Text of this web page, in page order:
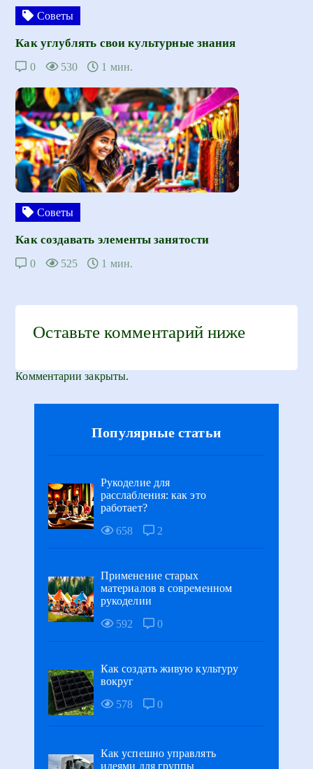
Советы
Как углублять свои культурные знания
0 530 1 мин.
Советы
Как создавать элементы занятости
0 525 1 мин.
Оставьте комментарий ниже
Комментарии закрыты.
Популярные статьи
Рукоделие для
расслабления: как это
работает?
658
2
Применение старых
материалов в современном
рукоделии
592
0
Как создать живую культуру
вокруг
578
0
Как успешно управлять
идеями для группы